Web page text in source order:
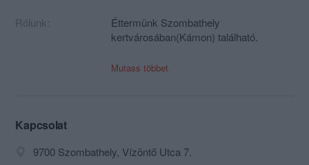
Rólunk:
Éttermünk Szombathely
kertvárosában(Kámon) található.
Barátságos, családias gyerekbarát
Mutass többet
Kapcsolat
9700 Szombathely, Vízöntő Utca 7.